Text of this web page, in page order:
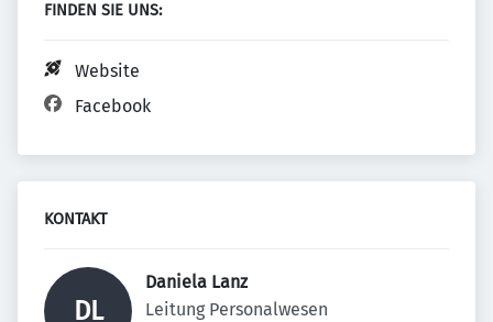
FINDEN SIE UNS:
Website
Facebook
KONTAKT
DL
Daniela Lanz
Leitung Personalwesen